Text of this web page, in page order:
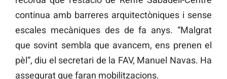
continua amb barreres arquitectòniques i sense
escales mecàniques des de fa anys. “Malgrat
que sovint sembla que avancem, ens prenen el
pèl”, diu el secretari de la FAV, Manuel Navas. Ha
assegurat que faran mobilitzacions.